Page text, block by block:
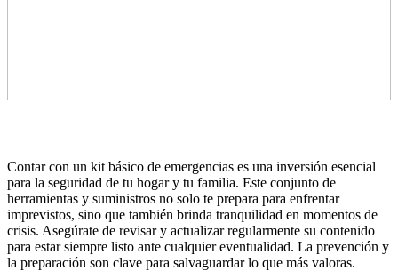
Contar con un kit básico de emergencias es una inversión esencial
para la seguridad de tu hogar y tu familia. Este conjunto de
herramientas y suministros no solo te prepara para enfrentar
imprevistos, sino que también brinda tranquilidad en momentos de
crisis. Asegúrate de revisar y actualizar regularmente su contenido
para estar siempre listo ante cualquier eventualidad. La prevención y
la preparación son clave para salvaguardar lo que más valoras.